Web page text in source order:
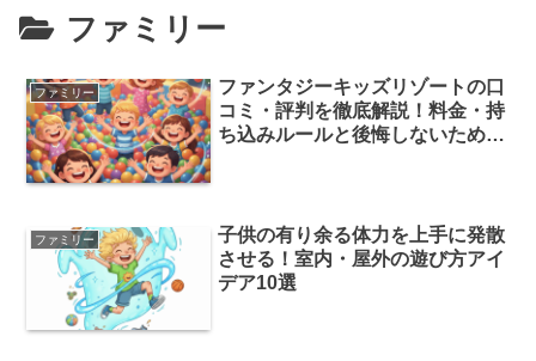
ファミリー
ファミリー
ファンタジーキッズリゾートの口
コミ・評判を徹底解説！料金・持
ち込みルールと後悔しないための
ファミリー
子供の有り余る体力を上手に発散
させる！室内・屋外の遊び方アイ
デア10選